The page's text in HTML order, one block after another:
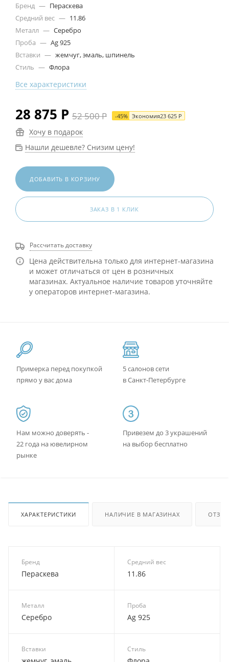
Бренд — Пераскева
Средний вес — 11.86
Металл — Серебро
Проба — Ag 925
Вставки — жемчуг, эмаль, шпинель
Стиль — Флора
Все характеристики
28 875 Р 52 500Р -45% Экономия23 625 Р
Хочу в подарок
Нашли дешевле? Снизим цену!
ДОБАВИТЬ В КОРЗИНУ
ЗАКАЗ В 1 КЛИК
Рассчитать доставку
Цена действительна только для интернет-магазина
и может отличаться от цен в розничных
магазинах. Актуальное наличие товаров уточняйте
у операторов интернет-магазина.
Примерка перед покупкой
прямо у вас дома
5 салонов сети
в Санкт-Петербурге
Нам можно доверять -
22 года на ювелирном
рынке
Привезем до 3 украшений
на выбор бесплатно
ХАРАКТЕРИСТИКИ НАЛИЧИЕ В МАГАЗИНАХ
Бренд
Пераскева
Средний вес
11.86
Металл
Серебро
Проба
Ag 925
Вставки Стиль